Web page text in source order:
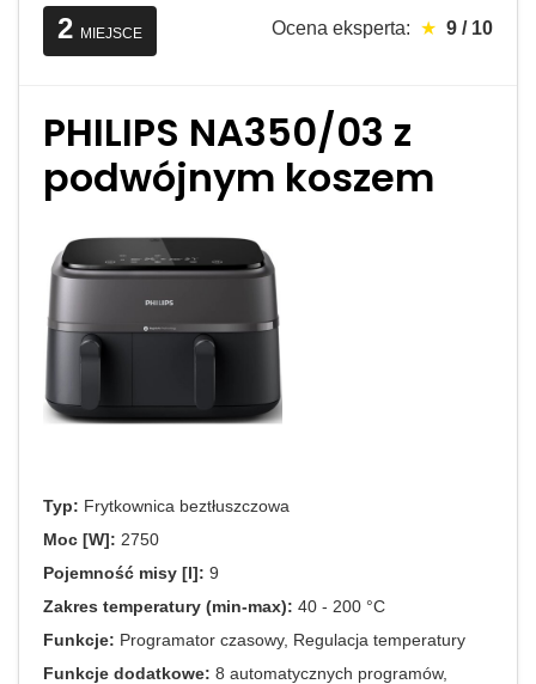
2 MIEJSCE Ocena eksperta: ★ 9 / 10
PHILIPS NA350/03 z
podwójnym koszem
Typ: Frytkownica beztłuszczowa
Moc [W]: 2750
Pojemność misy [l]: 9
Zakres temperatury (min-max): 40 - 200 °C
Funkcje: Programator czasowy, Regulacja temperatury
Funkcje dodatkowe: 8 automatycznych programów,